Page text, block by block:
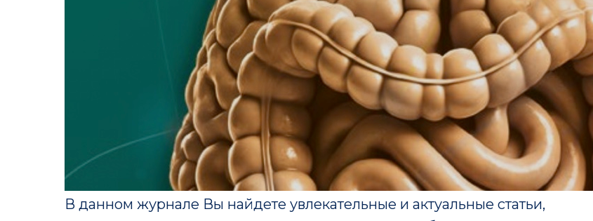
В данном журнале Вы найдете увлекательные и актуальные статьи,